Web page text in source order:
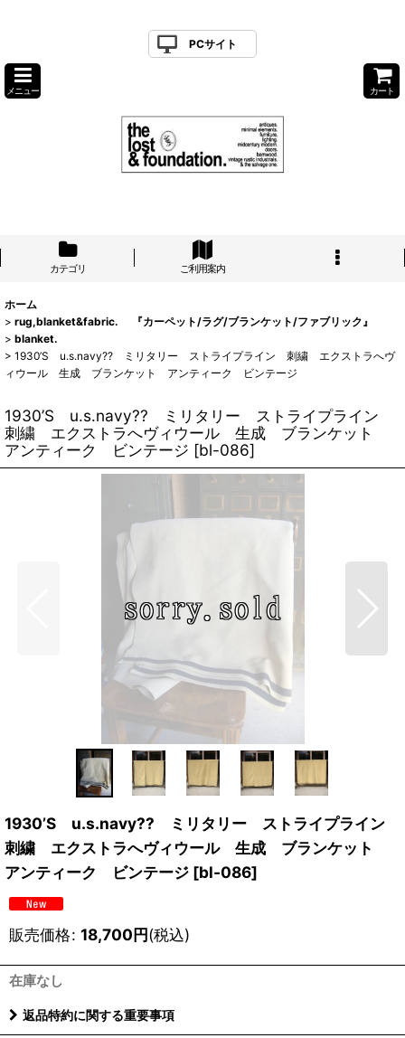
PCサイト
メニュー カート
カテゴリ ご利用案内
ホーム
> rug,blanket&fabric. 『カーペット/ラグ/ブランケット/ファブリック』
> blanket.
> 1930’S u.s.navy?? ミリタリー ストライプライン 刺繍 エクストラへヴ
ィウール 生成 ブランケット アンティーク ビンテージ
1930’S u.s.navy?? ミリタリー ストライプライン
刺繍 エクストラへヴィウール 生成 ブランケット
アンティーク ビンテージ [bl-086]
1930’S u.s.navy?? ミリタリー ストライプライン
刺繍 エクストラへヴィウール 生成 ブランケット
アンティーク ビンテージ [bl-086]
販売価格: 18,700円(税込)
在庫なし
返品特約に関する重要事項